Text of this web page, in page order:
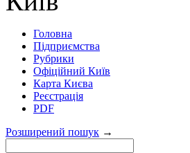
Головна
Підприємства
Рубрики
Офіційний Київ
Карта Києва
Реєстрація
PDF
Розширений пошук →